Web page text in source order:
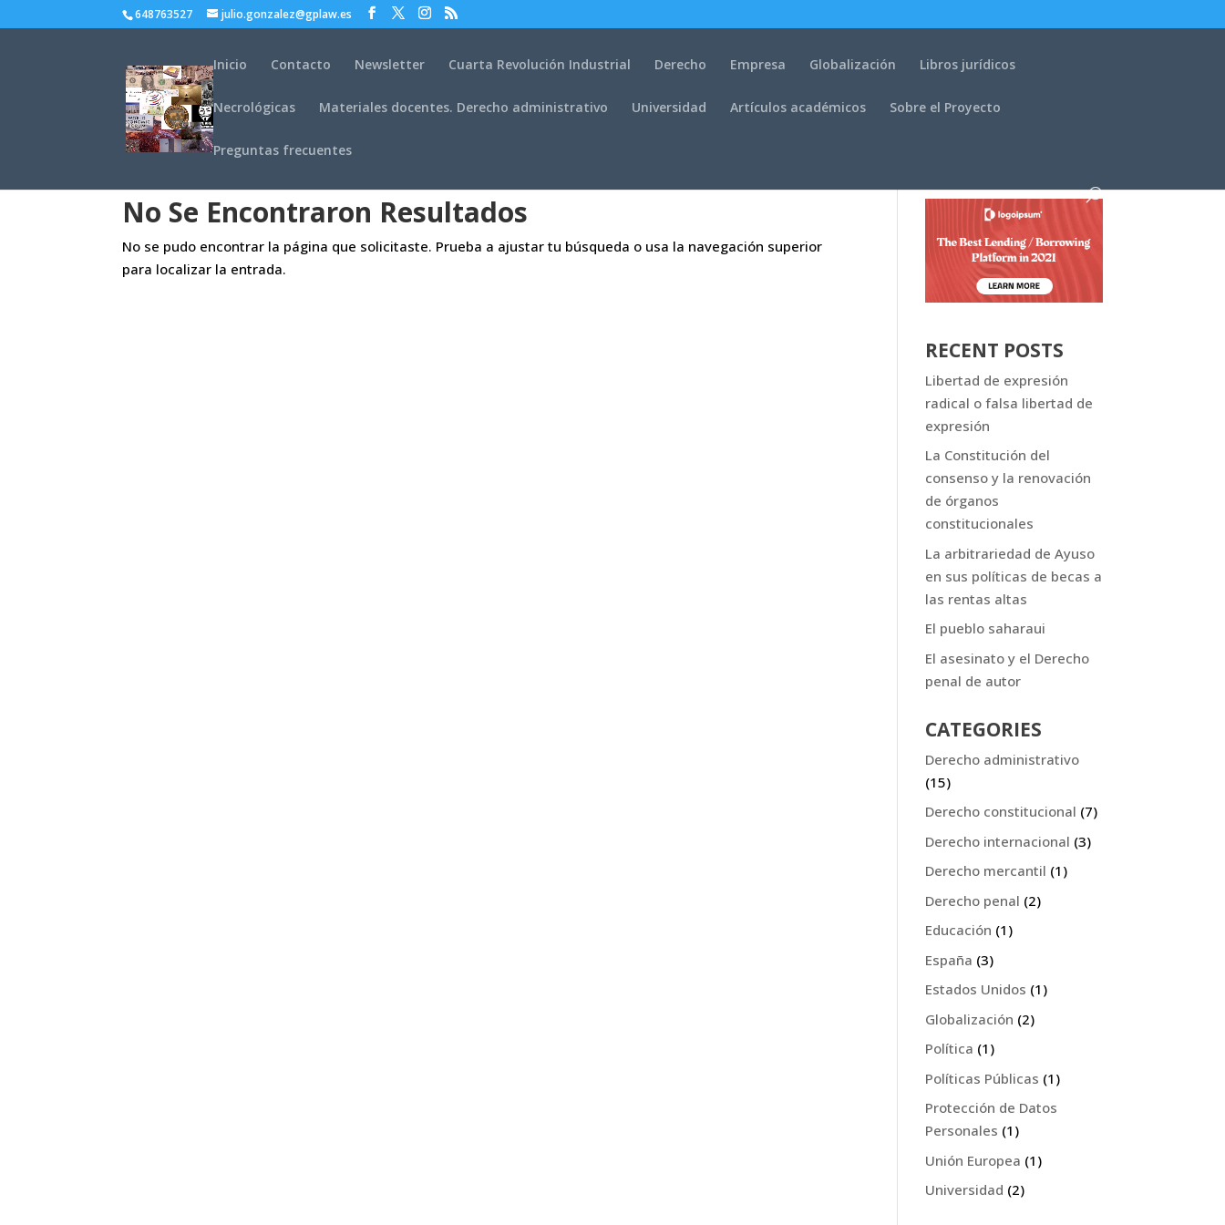
648763527 julio.gonzalez@gplaw.es
Inicio Contacto Newsletter Cuarta Revolución Industrial Derecho Empresa Globalización Libros jurídicos
Necrológicas Materiales docentes. Derecho administrativo Universidad Artículos académicos Sobre el Proyecto
Preguntas frecuentes
No Se Encontraron Resultados
No se pudo encontrar la página que solicitaste. Prueba a ajustar tu búsqueda o usa la navegación superior
para localizar la entrada.
RECENT POSTS
Libertad de expresión
radical o falsa libertad de
expresión
La Constitución del
consenso y la renovación
de órganos
constitucionales
La arbitrariedad de Ayuso
en sus políticas de becas a
las rentas altas
El pueblo saharaui
El asesinato y el Derecho
penal de autor
CATEGORIES
Derecho administrativo
(15)
Derecho constitucional (7)
Derecho internacional (3)
Derecho mercantil (1)
Derecho penal (2)
Educación (1)
España (3)
Estados Unidos (1)
Globalización (2)
Política (1)
Políticas Públicas (1)
Protección de Datos
Personales (1)
Unión Europea (1)
Universidad (2)